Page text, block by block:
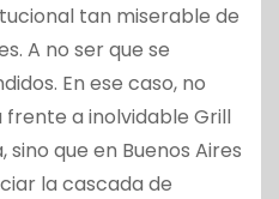
tan miserable de
A no ser que se
En ese caso, no
frente a inolvidable Grill
que en Buenos Aires
la cascada de